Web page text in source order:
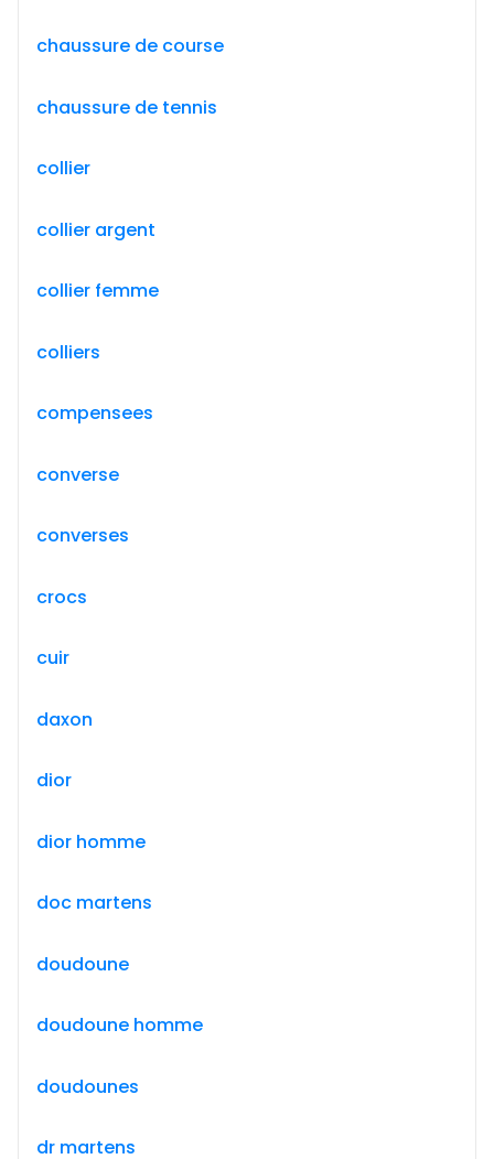
chaussure de course
chaussure de tennis
collier
collier argent
collier femme
colliers
compensees
converse
converses
crocs
cuir
daxon
dior
dior homme
doc martens
doudoune
doudoune homme
doudounes
dr martens